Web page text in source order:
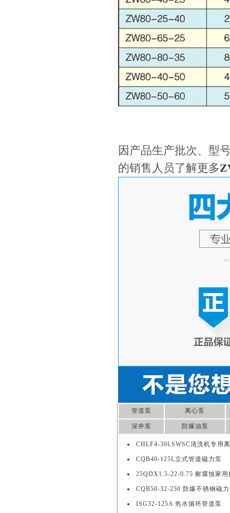
因产品生产批次、型
的销售人员了解更多
管道泵 离心泵
深井泵 防爆油泵
CHLF4-30LSWSC清洗机专用
CQB40-125L立式管道磁力泵
25QDX1.5-22-0.75 耐腐蚀家用
CQB50-32-250 防爆不锈钢磁
ISG32-125A 热水循环管道泵